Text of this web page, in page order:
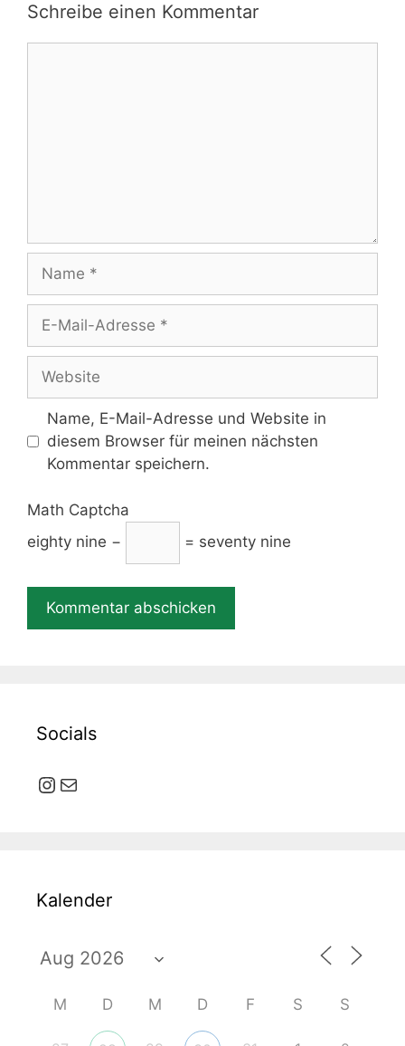
Schreibe einen Kommentar
Name
Adresse
Website
Name, E-Mail-Adresse und Website in
diesem Browser für meinen nächsten
Kommentar speichern.
Math Captcha
eighty nine −
= seventy nine
Socials
Instagram
E-Mail
Kalender
M D M D F S S